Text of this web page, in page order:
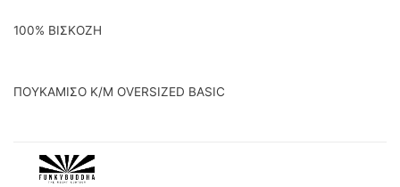
100% ΒΙΣΚΟΖΗ
ΠΟΥΚΑΜΙΣΟ K/M OVERSIZED BASIC